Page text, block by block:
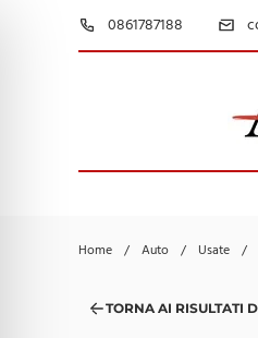
0861787188
Home / Auto / Usate /
TORNA AI RISULTATI